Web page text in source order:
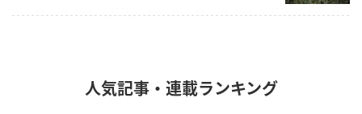
人気記事・連載ランキング